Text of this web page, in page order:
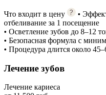
Что входит в цену
•
отбеливание за 1 посещение
• Осветление зубов до 8–12
• Безопасная формула с
• Процедура длится около
Лечение зубов
Лечение кариеса